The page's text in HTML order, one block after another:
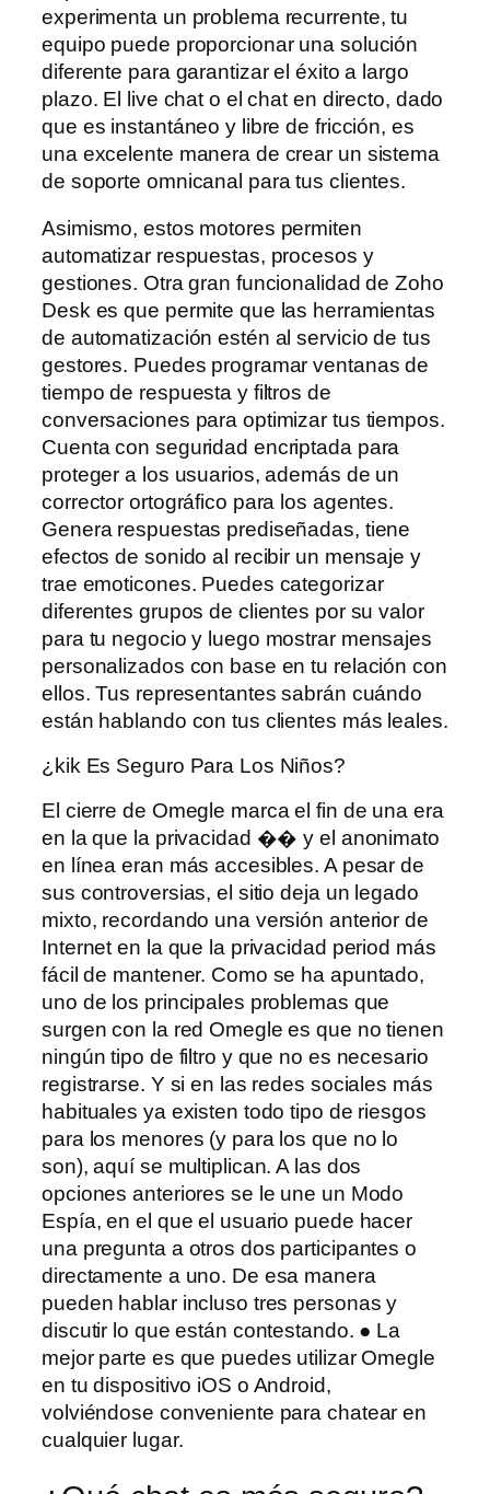
experimenta un problema recurrente, tu
equipo puede proporcionar una solución
diferente para garantizar el éxito a largo
plazo. El live chat o el chat en directo, dado
que es instantáneo y libre de fricción, es
una excelente manera de crear un sistema
de soporte omnicanal para tus clientes.
Asimismo, estos motores permiten
automatizar respuestas, procesos y
gestiones. Otra gran funcionalidad de Zoho
Desk es que permite que las herramientas
de automatización estén al servicio de tus
gestores. Puedes programar ventanas de
tiempo de respuesta y filtros de
conversaciones para optimizar tus tiempos.
Cuenta con seguridad encriptada para
proteger a los usuarios, además de un
corrector ortográfico para los agentes.
Genera respuestas prediseñadas, tiene
efectos de sonido al recibir un mensaje y
trae emoticones. Puedes categorizar
diferentes grupos de clientes por su valor
para tu negocio y luego mostrar mensajes
personalizados con base ​​en tu relación con
ellos. Tus representantes sabrán cuándo
están hablando con tus clientes más leales.
¿kik Es Seguro Para Los Niños?
El cierre de Omegle marca el fin de una era
en la que la privacidad �� y el anonimato
en línea eran más accesibles. A pesar de
sus controversias, el sitio deja un legado
mixto, recordando una versión anterior de
Internet en la que la privacidad period más
fácil de mantener. Como se ha apuntado,
uno de los principales problemas que
surgen con la red Omegle es que no tienen
ningún tipo de filtro y que no es necesario
registrarse. Y si en las redes sociales más
habituales ya existen todo tipo de riesgos
para los menores (y para los que no lo
son), aquí se multiplican. A las dos
opciones anteriores se le une un Modo
Espía, en el que el usuario puede hacer
una pregunta a otros dos participantes o
directamente a uno. De esa manera
pueden hablar incluso tres personas y
discutir lo que están contestando. ● La
mejor parte es que puedes utilizar Omegle
en tu dispositivo iOS o Android,
volviéndose conveniente para chatear en
cualquier lugar.